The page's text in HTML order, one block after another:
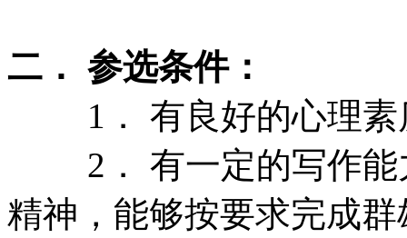
二． 参选条件：
1． 有良好的心理素
2． 有一定的写作能
精神，能够按要求完成